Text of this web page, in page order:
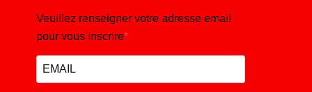
Veuillez renseigner votre adresse email
pour vous inscrire